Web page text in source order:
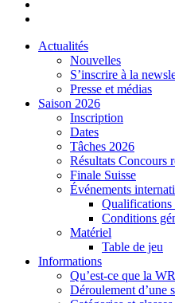
Actualités
Nouvelles
S’inscrire à la
Presse et médias
Saison 2026
Inscription
Dates
Tâches 2026
Résultats Concours
Finale Suisse
Événements
Qualifications
Conditions
Matériel
Table de jeu
Informations
Qu’est-ce que la
Déroulement d’une